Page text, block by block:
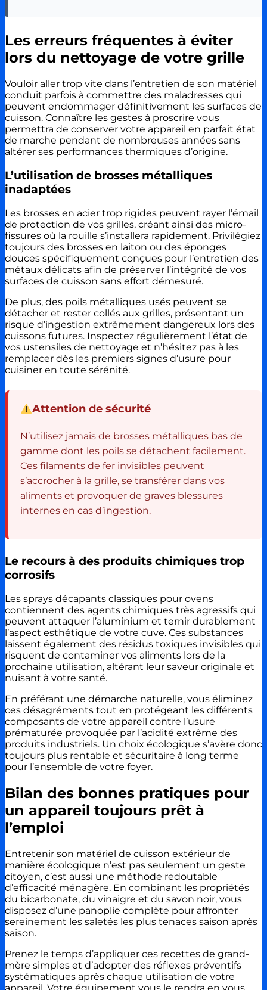
Les erreurs fréquentes à éviter
lors du nettoyage de votre grille
Vouloir aller trop vite dans l’entretien de son matériel
conduit parfois à commettre des maladresses qui
peuvent endommager définitivement les surfaces de
cuisson. Connaître les gestes à proscrire vous
permettra de conserver votre appareil en parfait état
de marche pendant de nombreuses années sans
altérer ses performances thermiques d’origine.
L’utilisation de brosses métalliques
inadaptées
Les brosses en acier trop rigides peuvent rayer l’émail
de protection de vos grilles, créant ainsi des micro-
fissures où la rouille s’installera rapidement. Privilégiez
toujours des brosses en laiton ou des éponges
douces spécifiquement conçues pour l’entretien des
métaux délicats afin de préserver l’intégrité de vos
surfaces de cuisson sans effort démesuré.
De plus, des poils métalliques usés peuvent se
détacher et rester collés aux grilles, présentant un
risque d’ingestion extrêmement dangereux lors des
cuissons futures. Inspectez régulièrement l’état de
vos ustensiles de nettoyage et n’hésitez pas à les
remplacer dès les premiers signes d’usure pour
cuisiner en toute sérénité.
Attention de sécurité
N’utilisez jamais de brosses métalliques bas de
gamme dont les poils se détachent facilement.
Ces filaments de fer invisibles peuvent
s’accrocher à la grille, se transférer dans vos
aliments et provoquer de graves blessures
internes en cas d’ingestion.
Le recours à des produits chimiques trop
corrosifs
Les sprays décapants classiques pour ovens
contiennent des agents chimiques très agressifs qui
peuvent attaquer l’aluminium et ternir durablement
l’aspect esthétique de votre cuve. Ces substances
laissent également des résidus toxiques invisibles qui
risquent de contaminer vos aliments lors de la
prochaine utilisation, altérant leur saveur originale et
nuisant à votre santé.
En préférant une démarche naturelle, vous éliminez
ces désagréments tout en protégeant les différents
composants de votre appareil contre l’usure
prématurée provoquée par l’acidité extrême des
produits industriels. Un choix écologique s’avère donc
toujours plus rentable et sécuritaire à long terme
pour l’ensemble de votre foyer.
Bilan des bonnes pratiques pour
un appareil toujours prêt à
l’emploi
Entretenir son matériel de cuisson extérieur de
manière écologique n’est pas seulement un geste
citoyen, c’est aussi une méthode redoutable
d’efficacité ménagère. En combinant les propriétés
du bicarbonate, du vinaigre et du savon noir, vous
disposez d’une panoplie complète pour affronter
sereinement les saletés les plus tenaces saison après
saison.
Prenez le temps d’appliquer ces recettes de grand-
mère simples et d’adopter des réflexes préventifs
systématiques après chaque utilisation de votre